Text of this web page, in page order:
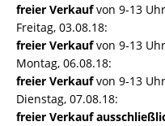
freier Verkaufvon 9-13
Freitag, 03.08.18:
freier Verkaufvon 9-13 Uhr
Montag, 06.08.18:
freier Verkaufvon 9-13
Dienstag, 07.08.18:
freier Verkauf